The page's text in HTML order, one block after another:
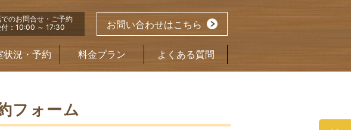
お問い合わせはこちら
のお問合せ・ご予約
付：10:00 ～ 17:30
状況・予約 料金プラン よくある質問
フォーム